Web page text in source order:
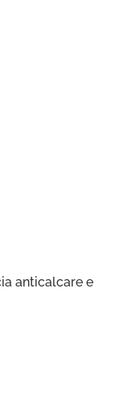
anticalcare e